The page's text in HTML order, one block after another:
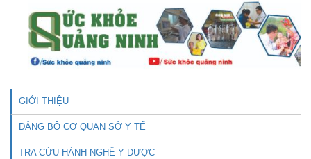
GIỚI THIỆU
ĐẢNG BỘ CƠ QUAN SỞ Y TẾ
TRA CỨU HÀNH NGHỀ Y DƯỢC